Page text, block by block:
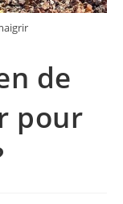
de
pour